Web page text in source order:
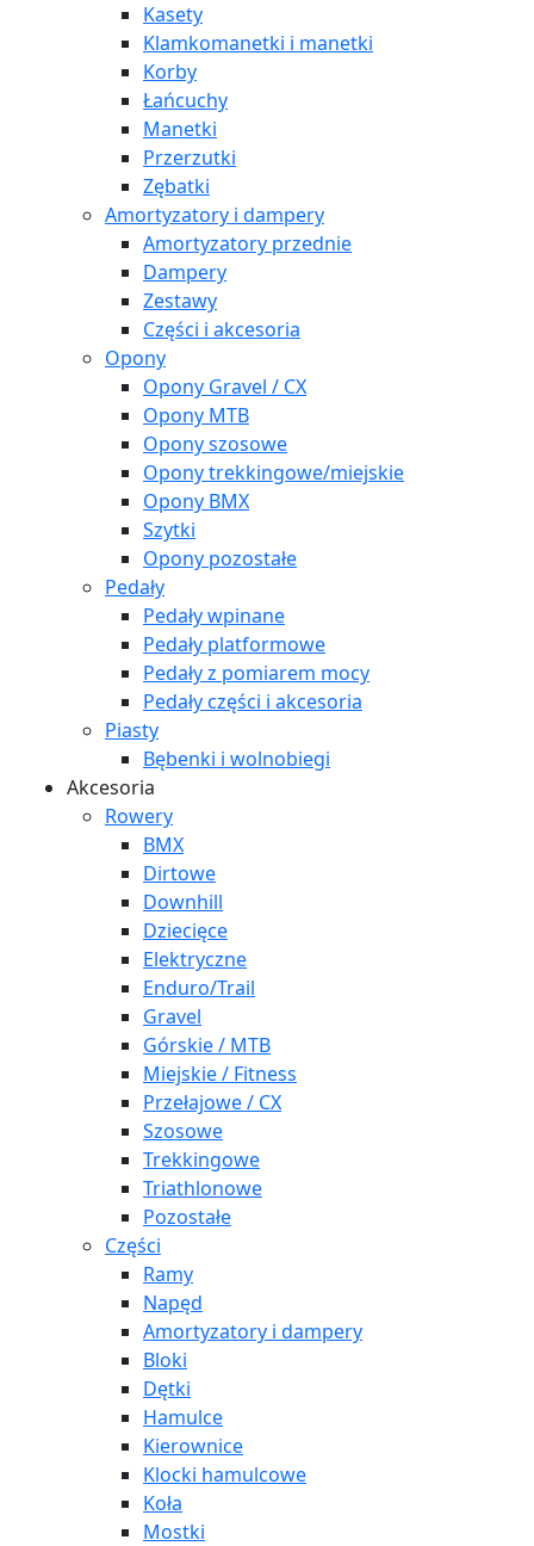
Kasety
Klamkomanetki i manetki
Korby
Łańcuchy
Manetki
Przerzutki
Zębatki
Amortyzatory i dampery
Amortyzatory przednie
Dampery
Zestawy
Części i akcesoria
Opony
Opony Gravel / CX
Opony MTB
Opony szosowe
Opony trekkingowe/miejskie
Opony BMX
Szytki
Opony pozostałe
Pedały
Pedały wpinane
Pedały platformowe
Pedały z pomiarem mocy
Pedały części i akcesoria
Piasty
Bębenki i wolnobiegi
Akcesoria
Rowery
BMX
Dirtowe
Downhill
Dziecięce
Elektryczne
Enduro/Trail
Gravel
Górskie / MTB
Miejskie / Fitness
Przełajowe / CX
Szosowe
Trekkingowe
Triathlonowe
Pozostałe
Części
Ramy
Napęd
Amortyzatory i dampery
Bloki
Dętki
Hamulce
Kierownice
Klocki hamulcowe
Koła
Mostki